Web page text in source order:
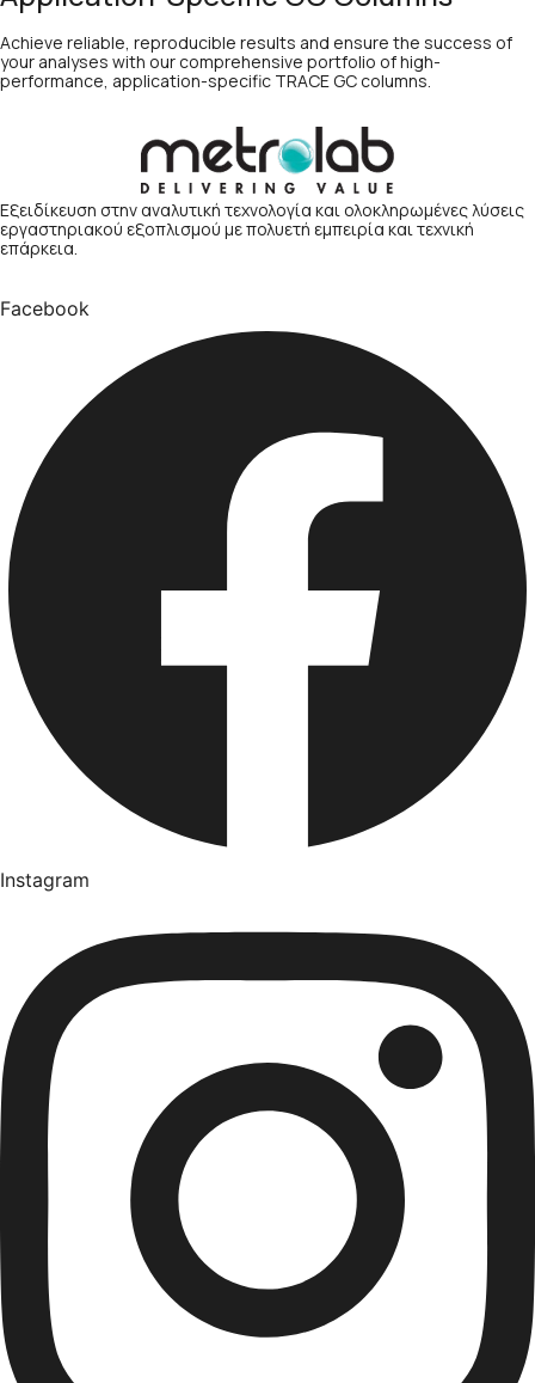
Achieve reliable, reproducible results and ensure the success of
your analyses with our comprehensive portfolio of high-
performance, application-specific TRACE GC columns.
Εξειδίκευση στην αναλυτική τεχνολογία και ολοκληρωμένες λύσεις
εργαστηριακού εξοπλισμού με πολυετή εμπειρία και τεχνική
επάρκεια.
Facebook
Instagram